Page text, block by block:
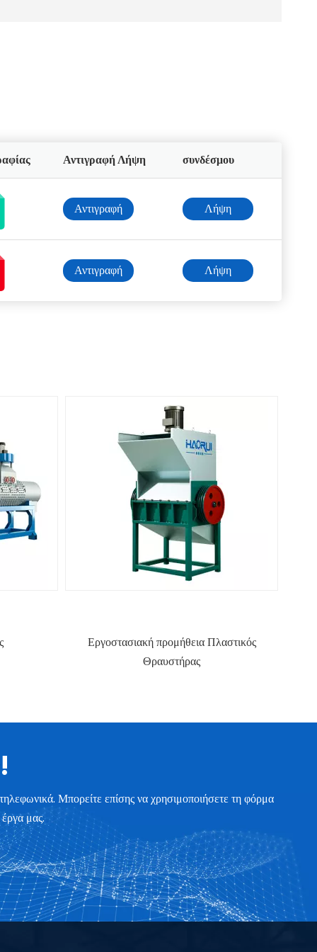
Αντιγραφή Λήψη συνδέσμου
Αντιγραφή
Λήψη
Αντιγραφή
Λήψη
Νέας σχεδίασης σειρά ανακύκλωσης
πλαστικών κατοικίδιων ζώων
Μπορείτε επίσης να χρησιμοποιήσετε τη φόρμα
μας.